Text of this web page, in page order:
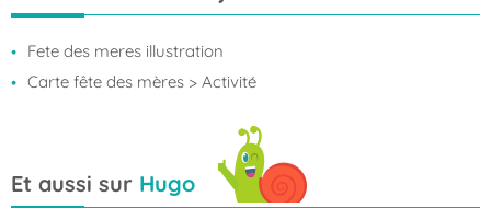
Fete des meres illustration
Carte fête des mères > Activité
Et aussi sur Hugo